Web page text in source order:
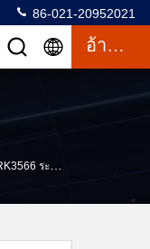
86-021-20952021
อ้างอิง
ระบบบนโมดูล SoM LCB3566 10/100/1000M Ethernet